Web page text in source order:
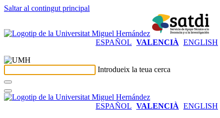
Saltar al contingut principal
ESPAÑOL VALENCIÀ ENGLISH
Introdueix la teua cerca
ESPAÑOL VALENCIÀ ENGLISH